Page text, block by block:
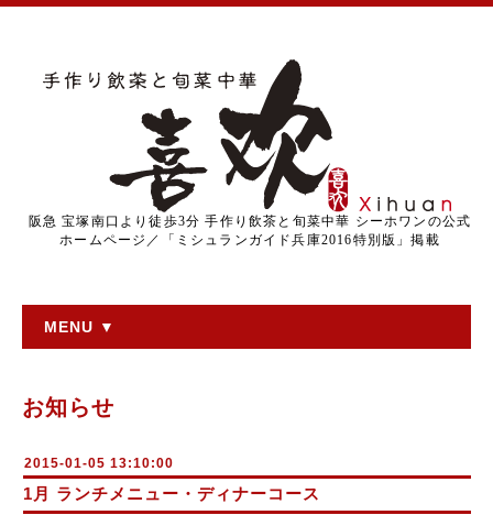
阪急 宝塚南口より徒歩3分 手作り飲茶と旬菜中華 シーホワンの公式
ホームページ／「ミシュランガイド兵庫2016特別版」掲載
MENU ▼
お知らせ
2015-01-05 13:10:00
1月 ランチメニュー・ディナーコース